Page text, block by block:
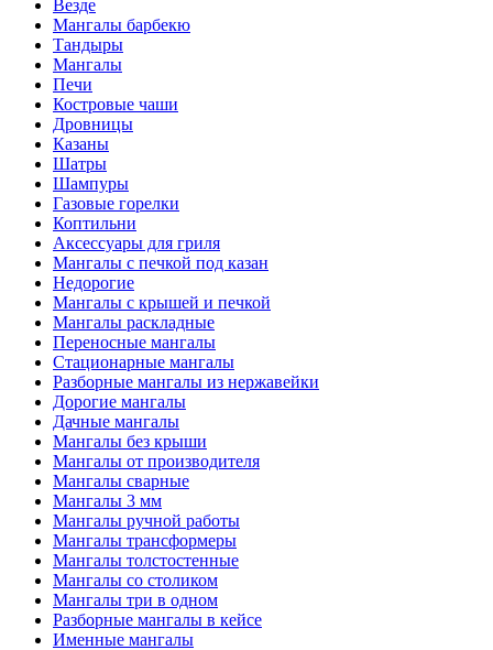
Везде
Мангалы барбекю
Тандыры
Мангалы
Печи
Костровые чаши
Дровницы
Казаны
Шатры
Шампуры
Газовые горелки
Коптильни
Аксессуары для гриля
Мангалы с печкой под казан
Недорогие
Мангалы с крышей и печкой
Мангалы раскладные
Переносные мангалы
Стационарные мангалы
Разборные мангалы из нержавейки
Дорогие мангалы
Дачные мангалы
Мангалы без крыши
Мангалы от производителя
Мангалы сварные
Мангалы 3 мм
Мангалы ручной работы
Мангалы трансформеры
Мангалы толстостенные
Мангалы со столиком
Мангалы три в одном
Разборные мангалы в кейсе
Именные мангалы